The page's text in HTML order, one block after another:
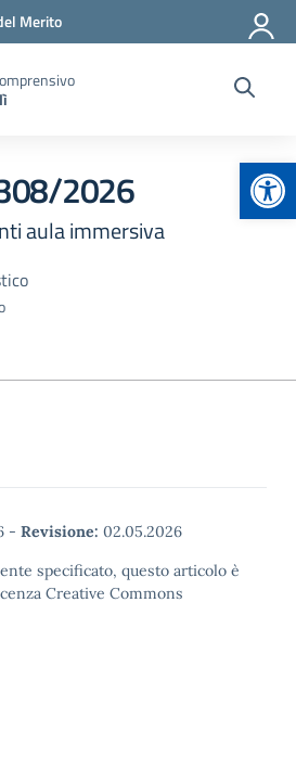
Merito
2026
aula immersiva
- Revisione: 02.05.2026
specificato, questo articolo è
Creative Commons